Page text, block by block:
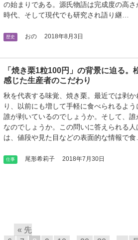
の始まりである。源氏物語は完成度の高
時代、そして現代でも研究され語り継…
歴史 おの 2018年8月3日
「焼き栗1粒100円」の背景に迫る。
感じた生産者のこだわり
秋を代表する味覚、焼き栗。最近では剥
り、以前にも増して手軽に食べられるよ
誰が剥いているのでしょうか。そして、
なのでしょうか。この問いに答えられる
は、値段や見た目などの表面的な情報で食
仕事 尾形希莉子 2018年7月30日
« 先